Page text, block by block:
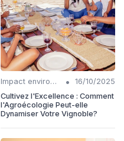
Impact environnemental •
16/10/2025
Cultivez l'Excellence : Comment
l'Agroécologie Peut-elle
Dynamiser Votre Vignoble?